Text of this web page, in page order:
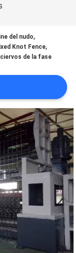
del nudo,
Knot Fence,
de la fase